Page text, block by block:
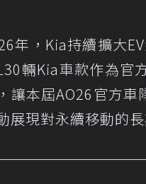
年，Kia持續擴大
輛Kia車款作為官
讓本屆AO26官方車
展現對永續移動的長